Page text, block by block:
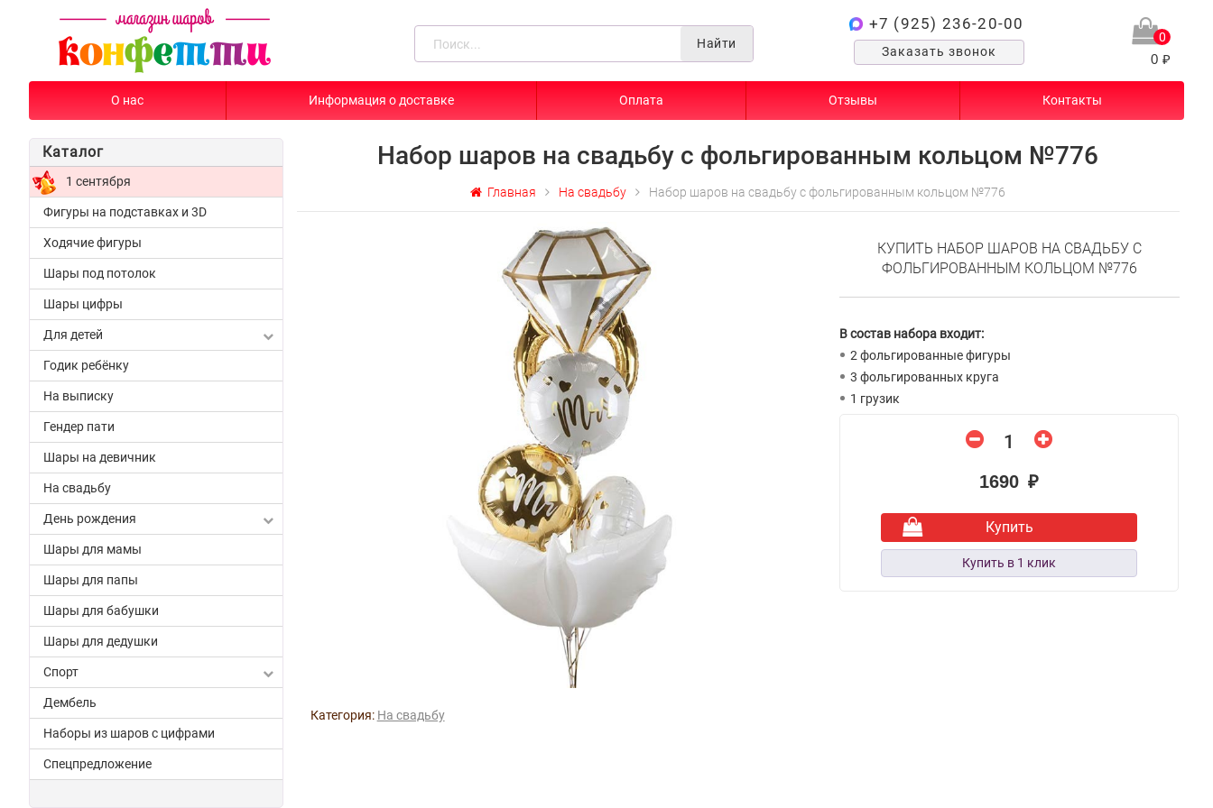
Найти
+7 (925) 236-20-00
Заказать звонок
0
0 ₽
О нас Информация о доставке Оплата Отзывы Контакты
Каталог
1 сентября
Фигуры на подставках и 3D
Ходячие фигуры
Шары под потолок
Шары цифры
Для детей
Годик ребёнку
На выписку
Гендер пати
Шары на девичник
На свадьбу
День рождения
Шары для мамы
Шары для папы
Шары для бабушки
Шары для дедушки
Спорт
Дембель
Наборы из шаров с цифрами
Спецпредложение
Набор шаров на свадьбу с фольгированным кольцом №776
Главная На свадьбу Набор шаров на свадьбу с фольгированным кольцом №776
Категория: На свадьбу
КУПИТЬ НАБОР ШАРОВ НА СВАДЬБУ С
ФОЛЬГИРОВАННЫМ КОЛЬЦОМ №776
В состав набора входит:
2 фольгированные фигуры
3 фольгированных круга
1 грузик
1690 ₽
Купить